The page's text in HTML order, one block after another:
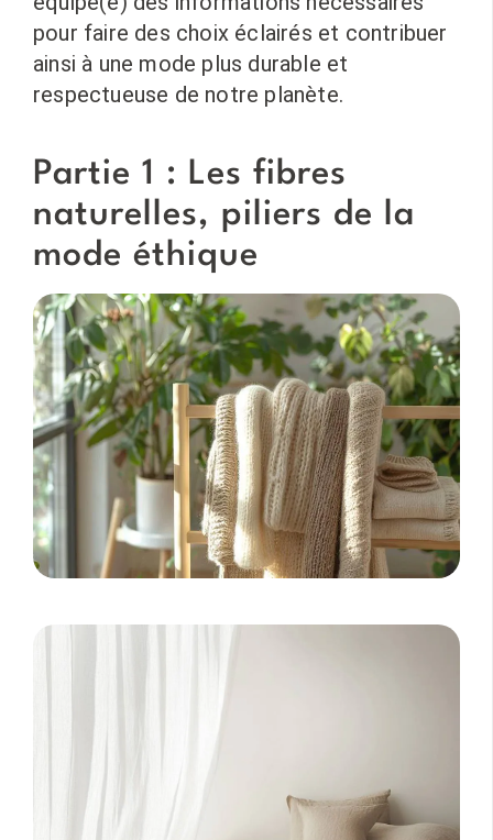
pour faire des choix éclairés et contribuer
ainsi à une mode plus durable et
respectueuse de notre planète.
Partie 1 : Les fibres
naturelles, piliers de la
mode éthique